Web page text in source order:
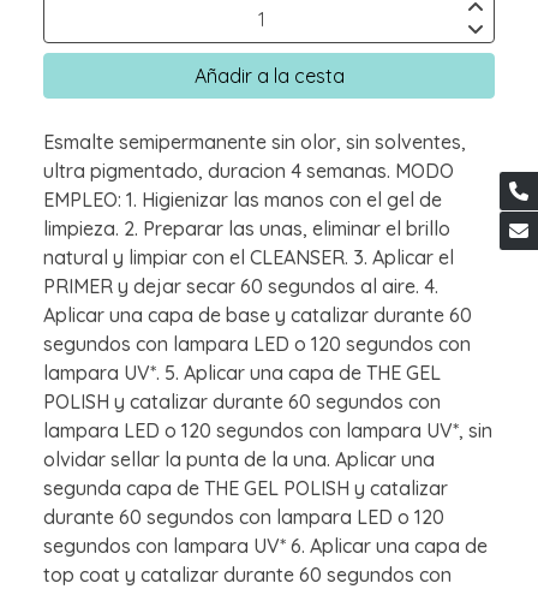
Añadir a la cesta
Esmalte semipermanente sin olor, sin solventes,
ultra pigmentado, duracion 4 semanas. MODO
EMPLEO: 1. Higienizar las manos con el gel de
limpieza. 2. Preparar las unas, eliminar el brillo
natural y limpiar con el CLEANSER. 3. Aplicar el
PRIMER y dejar secar 60 segundos al aire. 4.
Aplicar una capa de base y catalizar durante 60
segundos con lampara LED o 120 segundos con
lampara UV*. 5. Aplicar una capa de THE GEL
POLISH y catalizar durante 60 segundos con
lampara LED o 120 segundos con lampara UV*, sin
olvidar sellar la punta de la una. Aplicar una
segunda capa de THE GEL POLISH y catalizar
durante 60 segundos con lampara LED o 120
segundos con lampara UV* 6. Aplicar una capa de
top coat y catalizar durante 60 segundos con